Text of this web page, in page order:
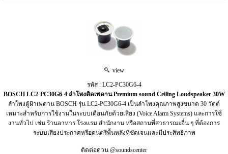
view
รหัส : LC2‑PC30G6‑4
BOSCH LC2‑PC30G6‑4 ลำโพงติดเพดาน Premium sound Ceiling Loudspeaker 30W
ลำโพงตู้ฝ้าเพดาน BOSCH รุ่น LC2-PC30G6-4 เป็นลำโพงคุณภาพสูงขนาด 30 วัตต์
เหมาะสำหรับการใช้งานในระบบเตือนภัยด้วยเสียง (Voice Alarm Systems) และการใช้
งานทั่วไป เช่น ร้านอาหาร โรงแรม สำนักงาน หรือสถานที่สาธารณะอื่น ๆ ที่ต้องการ
ระบบเสียงประกาศหรือดนตรีพื้นหลังที่ชัดเจนและมีประสิทธิภาพ
ติดต่อด่วน @soundscenter